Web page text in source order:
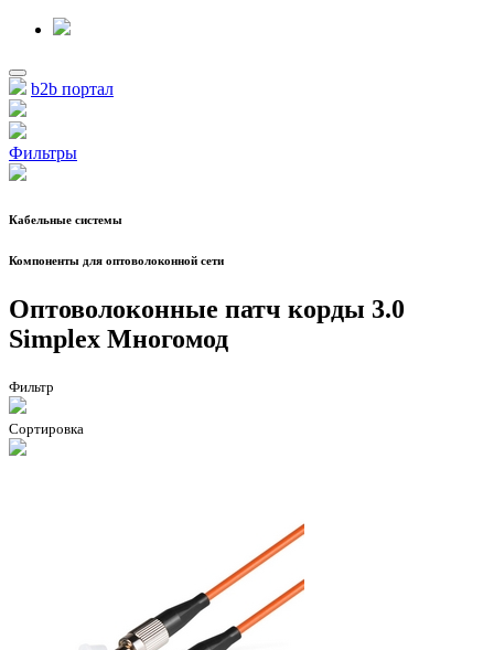
b2b портал
Фильтры
Кабельные системы
Компоненты для оптоволоконной сети
Оптоволоконные патч корды 3.0
Simplex Многомод
Фильтр
Сортировка